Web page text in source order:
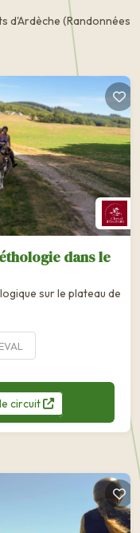
d'Ardèche (Randonnées
dans le
sur le plateau de
le circuit